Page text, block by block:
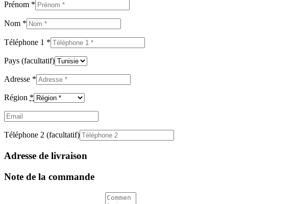
Prénom *
Nom *
Téléphone 1 *
Pays (facultatif)
Adresse *
Région *
Email
Téléphone 2 (facultatif)
Adresse de livraison
Note de la commande